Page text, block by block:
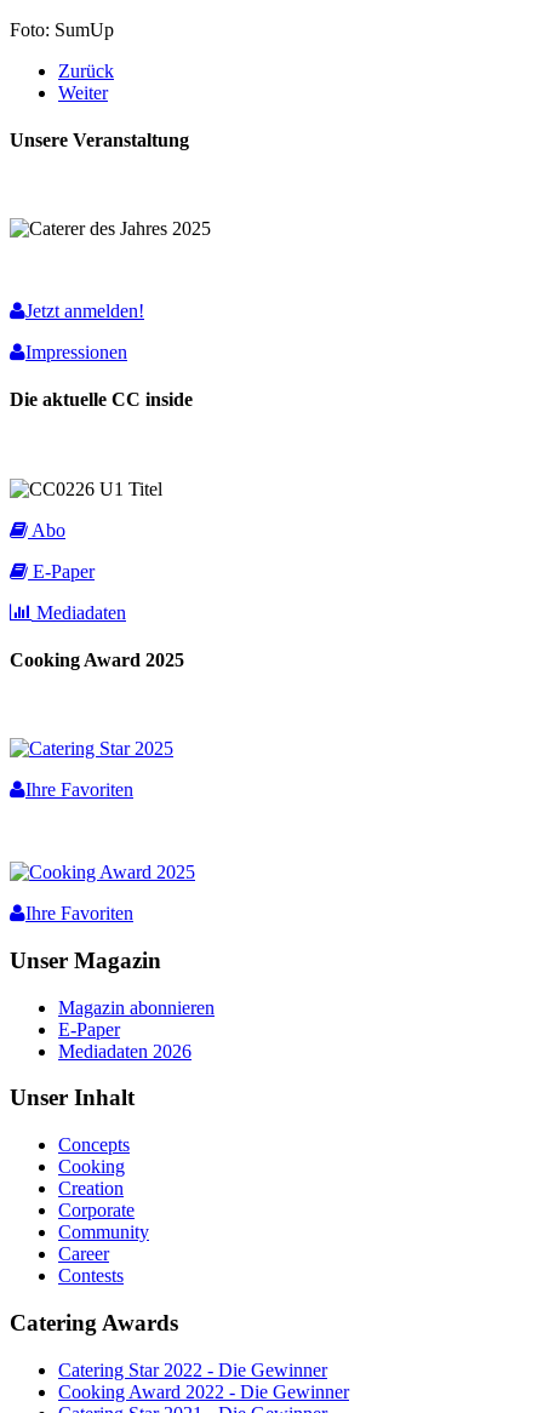
Foto: SumUp
Zurück
Weiter
Unsere Veranstaltung
Jetzt anmelden!
Impressionen
Die aktuelle CC inside
Abo
E-Paper
Mediadaten
Cooking Award 2025
Ihre Favoriten
Ihre Favoriten
Unser Magazin
Magazin abonnieren
E-Paper
Mediadaten 2026
Unser Inhalt
Concepts
Cooking
Creation
Corporate
Community
Career
Contests
Catering Awards
Catering Star 2022 - Die Gewinner
Cooking Award 2022 - Die Gewinner